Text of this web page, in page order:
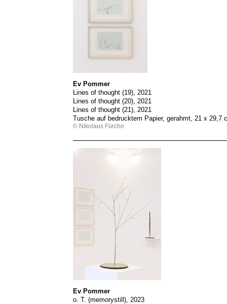
Ev Pommer
Lines of thought (19), 2021
Lines of thought (20), 2021
Lines of thought (21), 2021
Tusche auf bedrucktem Papier, gerahmt, 21 x 29,7
© Nikolaus Fürcho
Ev Pommer
o. T. (memorystill), 2023